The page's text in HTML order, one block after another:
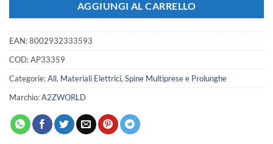
AGGIUNGI AL CARRELLO
EAN:8002932333593
COD:AP33359
Categorie:All, Materiali Elettrici, Spine Multiprese e Prolunghe
Marchio:A2ZWORLD